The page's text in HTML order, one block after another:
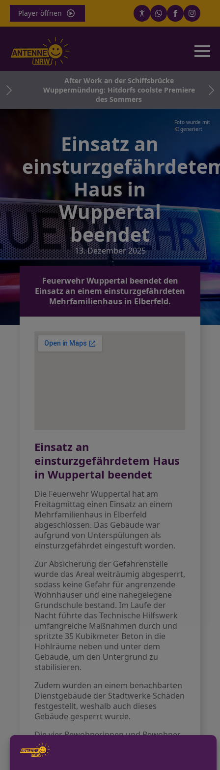
Player öffnen
After Work an der Schiffsbrücke
Wuppermündung: Hitdorfs coolste Premiere
des Sommers
Foto wurde mit
KI generiert
Einsatz an
Haus in
Wuppertal
beendet
13. Dezember 2025
Feuerwehr Wuppertal beendet den
Einsatz an einem einsturzgefährdeten
Mehrfamilienhaus in Elberfeld.
Einsatz an
einsturzgefährdetem Haus
in Wuppertal beendet
Die Feuerwehr Wuppertal hat am
Freitagmittag einen Einsatz an einem
Mehrfamilienhaus in Elberfeld
abgeschlossen. Das Gebäude war
aufgrund von Unterspülungen als
einsturzgefährdet eingestuft worden.
Zur Absicherung der Gefahrenstelle
wurde das Areal weiträumig abgesperrt,
sodass keine Gefahr für angrenzende
Wohnhäuser und eine nahegelegene
Grundschule bestand. Im Laufe der
Nacht führte das Technische Hilfswerk
umfangreiche Maßnahmen durch und
spritzte 35 Kubikmeter Beton in die
Hohlräume neben und unter dem
Gebäude, um den Untergrund zu
stabilisieren.
Zudem wurden an einem benachbarten
Dienstgebäude der Stadtwerke Schäden
festgestellt, weshalb auch dieses
Gebäude gesperrt wurde.
Die vier Bewohnerinnen und Bewohner
des gefährdeten Hauses konnten
vorübergehend bei Verwandten